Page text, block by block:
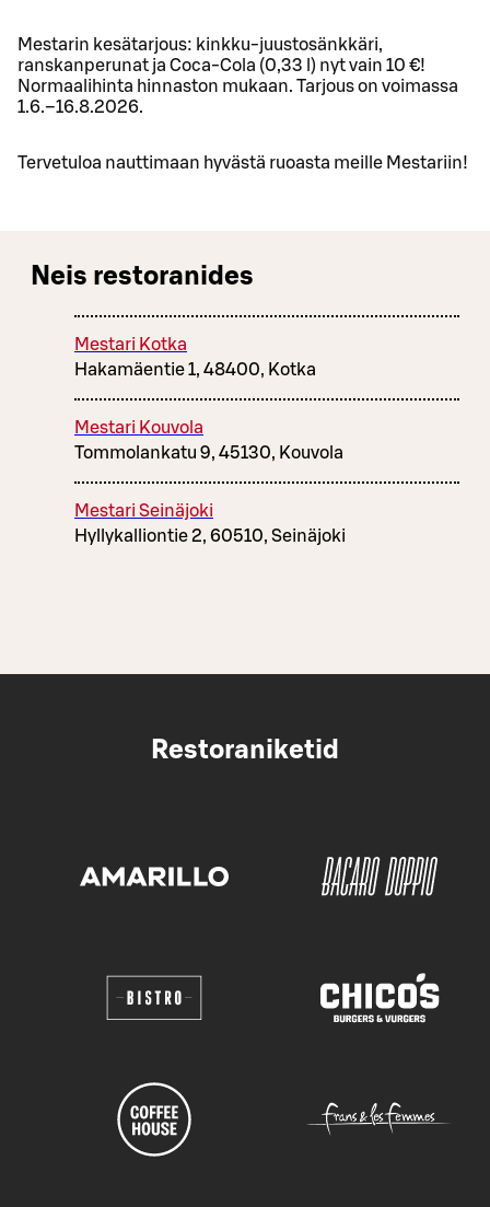
Mestarin kesätarjous: kinkku-juustosänkkäri,
ranskanperunat ja Coca-Cola (0,33 l) nyt vain 10 €!
Normaalihinta hinnaston mukaan. Tarjous on voimassa
1.6.–16.8.2026.
Tervetuloa nauttimaan hyvästä ruoasta meille Mestariin!
Neis restoranides
Mestari Kotka
Hakamäentie 1, 48400, Kotka
Mestari Kouvola
Tommolankatu 9, 45130, Kouvola
Mestari Seinäjoki
Hyllykalliontie 2, 60510, Seinäjoki
Restoraniketid